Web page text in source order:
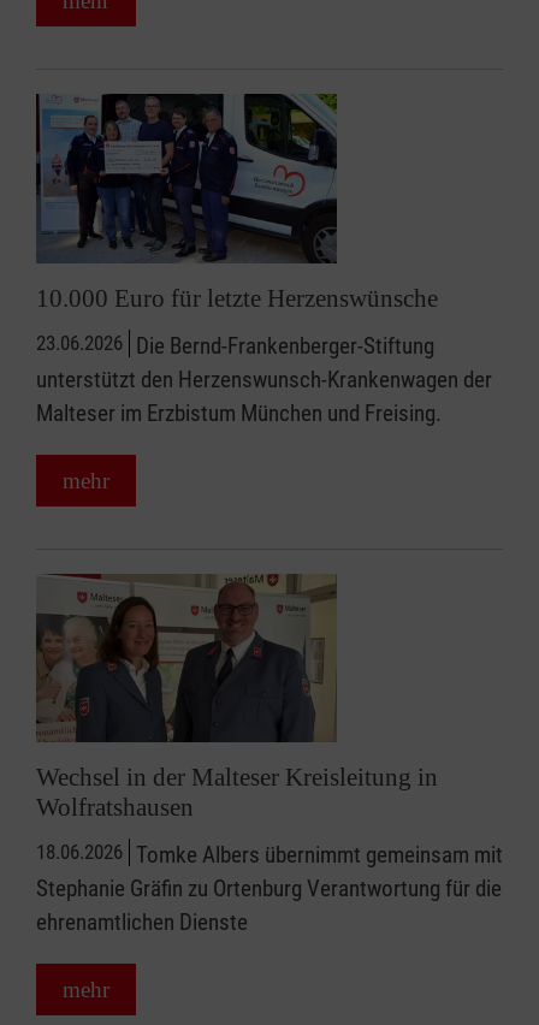
10.000 Euro für letzte Herzenswünsche
23.06.2026 Die Bernd-Frankenberger-Stiftung
unterstützt den Herzenswunsch-Krankenwagen der
Malteser im Erzbistum München und Freising.
mehr
Wechsel in der Malteser Kreisleitung in
Wolfratshausen
18.06.2026 Tomke Albers übernimmt gemeinsam mit
Stephanie Gräfin zu Ortenburg Verantwortung für die
ehrenamtlichen Dienste
mehr